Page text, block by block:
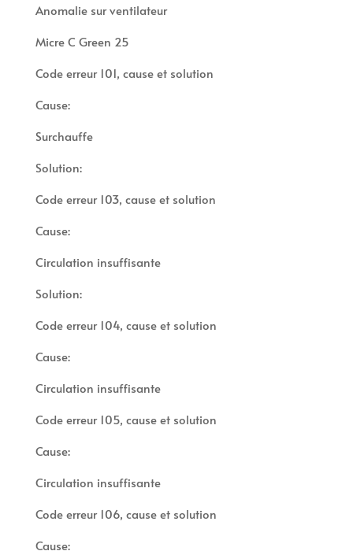
Anomalie sur ventilateur
Micre C Green 25
Code erreur 101, cause et solution
Cause:
Surchauffe
Solution:
Code erreur 103, cause et solution
Cause:
Circulation insuffisante
Solution:
Code erreur 104, cause et solution
Cause:
Circulation insuffisante
Code erreur 105, cause et solution
Cause:
Circulation insuffisante
Code erreur 106, cause et solution
Cause: